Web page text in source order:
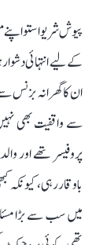
پیوش شریواستو
کے لیے انتہائی
ان کا گھرانہ بزنس
سے واقفیت بھی
پروفیسر تھے اور
باوقار رہی،
میں سب سے بڑا